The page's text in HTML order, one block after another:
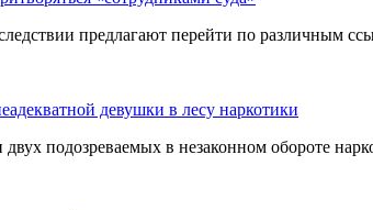
предлагают перейти по различным
девушки в лесу наркотики
подозреваемых в незаконном обороте